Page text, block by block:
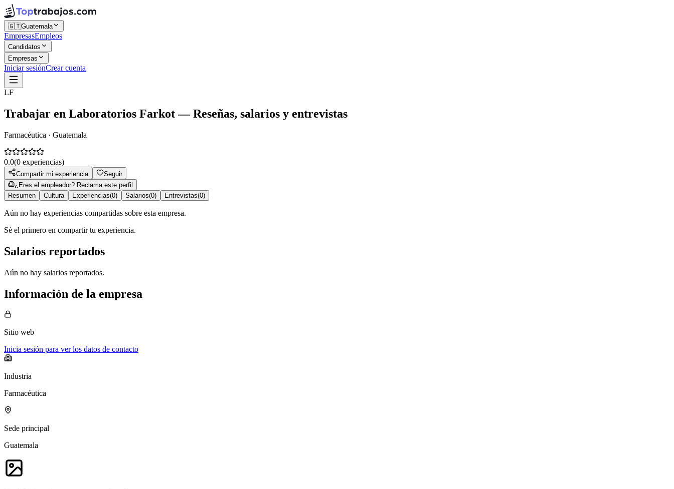
🇬🇹Guatemala
EmpresasEmpleos
Candidatos
Empresas
Iniciar sesiónCrear cuenta
LF
Trabajar en Laboratorios Farkot— Reseñas, salarios y entrevistas
Farmacéutica · Guatemala
0.0(0 experiencias)
Compartir mi experiencia
Seguir
¿Eres el empleador? Reclama este perfil
Resumen
Cultura Experiencias(0) Salarios(0) Entrevistas(0)
Aún no hay experiencias compartidas sobre esta empresa.
Sé el primero en compartir tu experiencia.
Salarios reportados
Aún no hay salarios reportados.
Información de la empresa
Sitio web
Inicia sesión para ver los datos de contacto
Industria
Farmacéutica
Sede principal
Guatemala